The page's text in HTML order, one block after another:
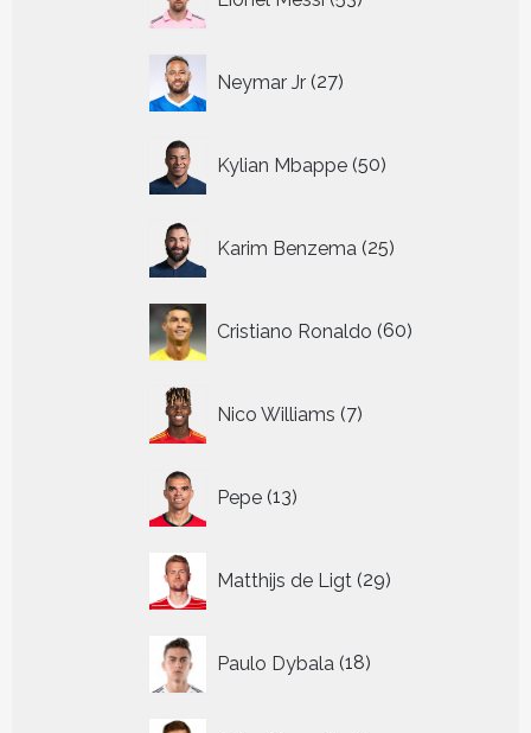
producten
Neymar Jr 27
producten
Kylian Mbappe 50
producten
Karim Benzema 25
producten
Cristiano Ronaldo 60
producten
Nico Williams 7
producten
Pepe 13
producten
Matthijs de Ligt 29
producten
Paulo Dybala 18
producten